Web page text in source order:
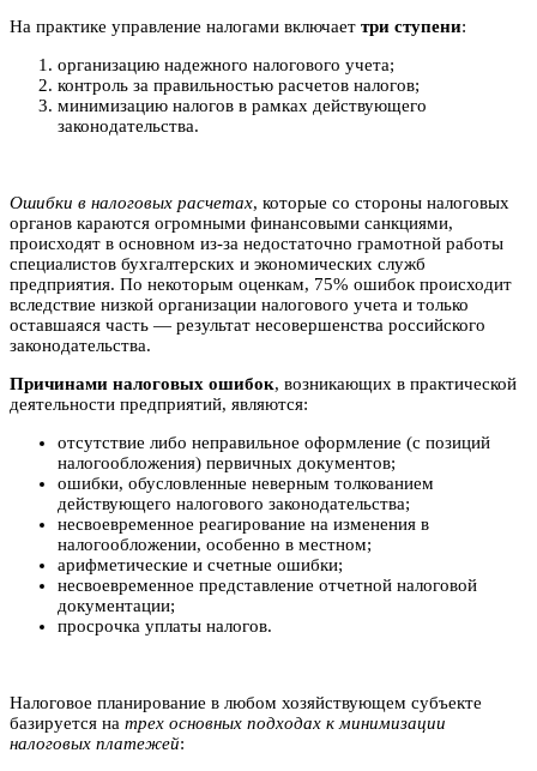
На практике управление налогами включает три ступени:
организацию надежного налогового учета;
контроль за правильностью расчетов налогов;
минимизацию налогов в рамках действующего
законодательства.
Ошибки в налоговых расчетах, которые со стороны налоговых
органов караются огромными финансовыми санкциями,
происходят в основном из-за недостаточно грамотной работы
специалистов бухгалтерских и экономических служб
предприятия. По некоторым оценкам, 75% ошибок происходит
вследствие низкой организации налогового учета и только
оставшаяся часть — результат несовершенства российского
законодательства.
Причинами налоговых ошибок, возникающих в практической
деятельности предприятий, являются:
отсутствие либо неправильное оформление (с позиций
налогообложения) первичных документов;
ошибки, обусловленные неверным толкованием
действующего налогового законодательства;
несвоевременное реагирование на изменения в
налогообложении, особенно в местном;
арифметические и счетные ошибки;
несвоевременное представление отчетной налоговой
документации;
просрочка уплаты налогов.
Налоговое планирование в любом хозяйствующем субъекте
базируется на трех основных подходах к минимизации
налоговых платежей: